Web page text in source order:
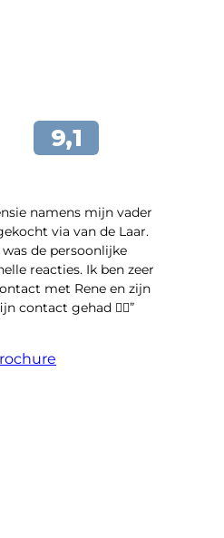
namens mijn vader
via van de Laar.
de persoonlijke
reacties. Ik ben zeer
met Rene en zijn
contact gehad 👍🏻”